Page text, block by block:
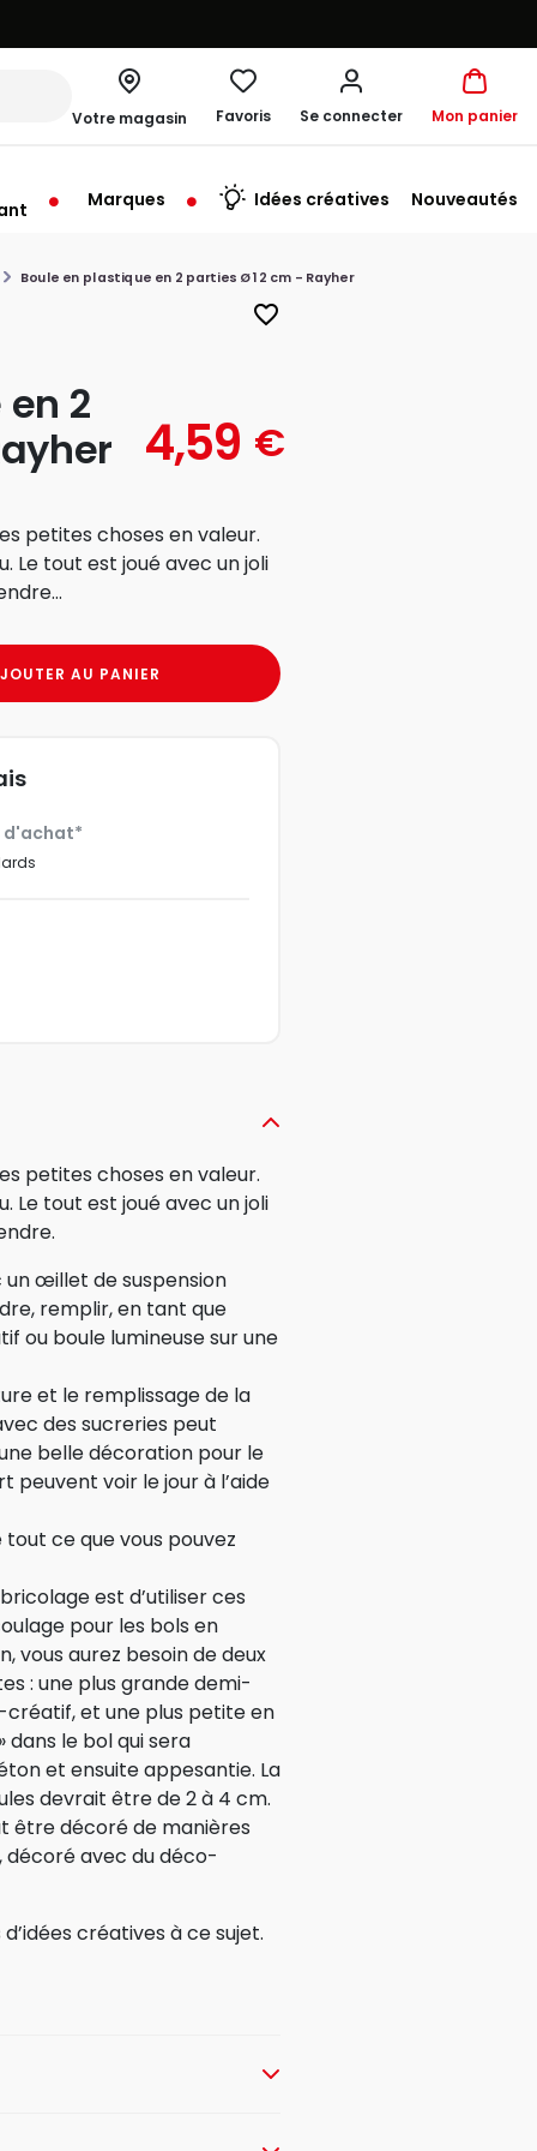
Votre magasin
à 09:30
Favoris Se connecter Mon panier
Marques Idées créatives Nouveautés
Boule en plastique en 2 parties Ø 12 cm - Rayher
favorite_border
2
4,59 €
petites choses en valeur.
Le tout est joué avec un joli
AU PANIER
d'achat*
petites choses en valeur.
Le tout est joué avec un joli
un œillet de suspension
remplir, en tant que
ou boule lumineuse sur une
et le remplissage de la
des sucreries peut
belle décoration pour le
peuvent voir le jour à l’aide
ce que vous pouvez
est d’utiliser ces
pour les bols en
vous aurez besoin de deux
: une plus grande demi-
et une plus petite en
le bol qui sera
et ensuite appesantie. La
devrait être de 2 à 4 cm.
être décoré de manières
avec du déco-
créatives à ce sujet.